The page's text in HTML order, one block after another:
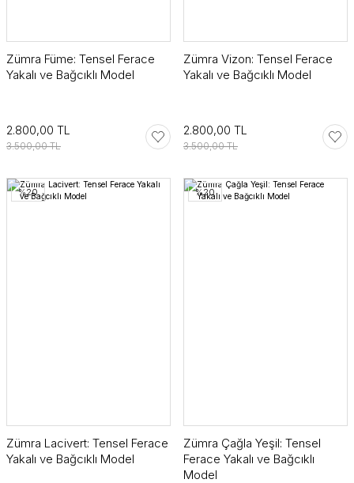
Zümra Füme: Tensel Ferace
Yakalı ve Bağcıklı Model
2.800,00 TL
3.500,00 TL
Zümra Vizon: Tensel Ferace
Yakalı ve Bağcıklı Model
2.800,00 TL
3.500,00 TL
%20
Zümra Lacivert: Tensel Ferace
Yakalı ve Bağcıklı Model
%20
Zümra Çağla Yeşil: Tensel
Ferace Yakalı ve Bağcıklı
Model